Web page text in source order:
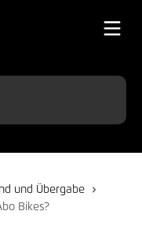
und Übergabe
Bikes?